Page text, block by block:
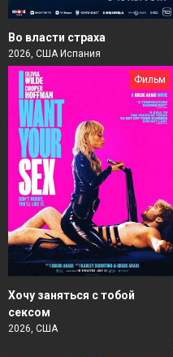
Во власти страха
2026, США Испания
Фильм
Хочу заняться с тобой
сексом
2026, США